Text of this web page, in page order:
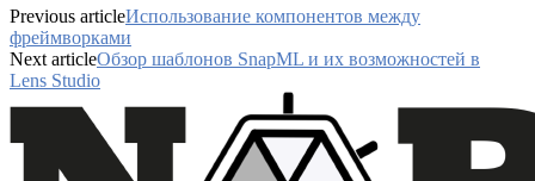
Previous articleИспользование компонентов между
фреймворками
Next articleОбзор шаблонов SnapML и их возможностей в
Lens Studio